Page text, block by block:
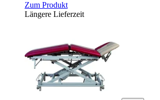
Zum Produkt
Längere Lieferzeit